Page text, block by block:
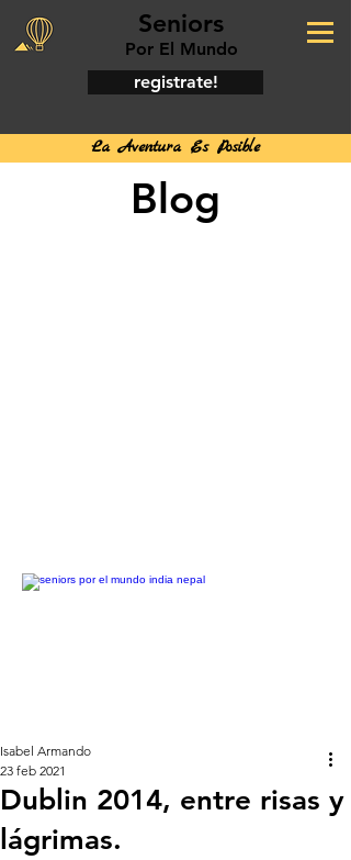
Seniors
Por El Mundo
registrate!
La Aventura Es Posible
Blog
Dublin 2014, entre risas y
lágrimas.
Isabel Armando
23 feb 2021